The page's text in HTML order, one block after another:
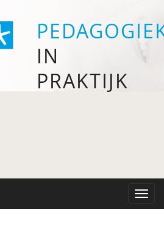
IN
PRAKTIJK
Toggle